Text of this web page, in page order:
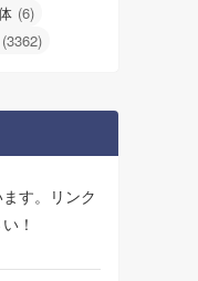
(6)
(3362)
す。リンク
！